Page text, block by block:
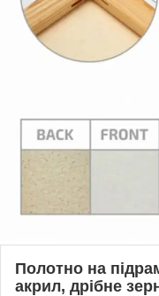
Полотно на
акрил, дрібне